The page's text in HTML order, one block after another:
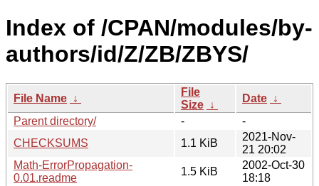
Index of /CPAN/modules/by-
authors/id/Z/ZB/ZBYS/
File Name ↓
File
Size ↓
Date ↓
Parent directory/
-
-
CHECKSUMS
1.1 KiB
2021-Nov-
21 20:02
Math-ErrorPropagation-
0.01.readme
1.5 KiB
2002-Oct-30
18:18